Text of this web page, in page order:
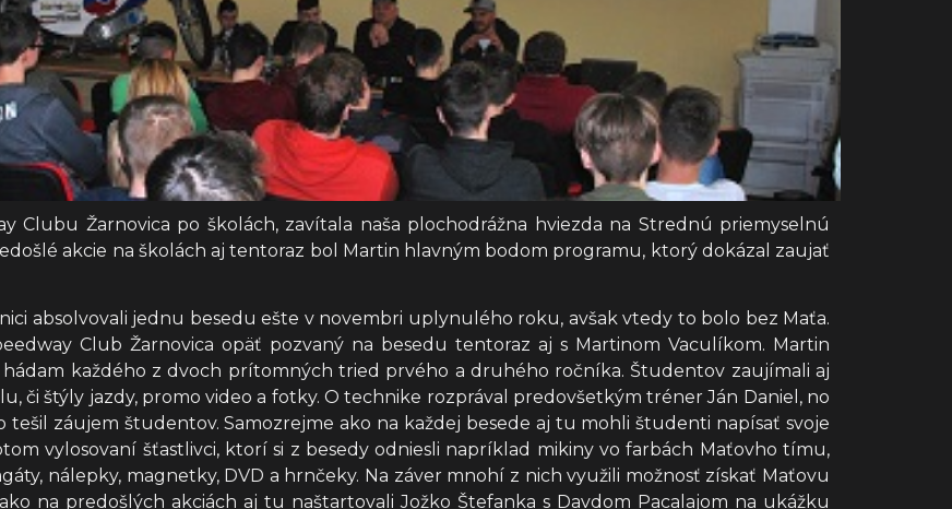
Clubu Žarnovica po školách, zavítala naša plochodrážna hviezda na Strednú priemyselnú
akcie na školách aj tentoraz bol Martin hlavným bodom programu, ktorý dokázal zaujať
absolvovali jednu besedu ešte v novembri uplynulého roku, avšak vtedy to bolo bez Maťa.
Club Žarnovica opäť pozvaný na besedu tentoraz aj s Martinom Vaculíkom. Martin
každého z dvoch prítomných tried prvého a druhého ročníka. Študentov zaujímali aj
či štýly jazdy, promo video a fotky. O technike rozprával predovšetkým tréner Ján Daniel, no
záujem študentov. Samozrejme ako na každej besede aj tu mohli študenti napísať svoje
vylosovaní šťastlivci, ktorí si z besedy odniesli napríklad mikiny vo farbách Maťovho tímu,
nálepky, magnetky, DVD a hrnčeky. Na záver mnohí z nich využili možnosť získať Maťovu
na predošlých akciách aj tu naštartovali Jožko Štefanka s Davdom Pacalajom na ukážku